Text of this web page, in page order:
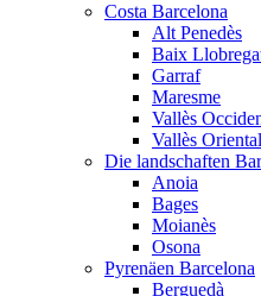
Costa Barcelona
Alt Penedès
Baix
Garraf
Maresme
Vallès
Vallès Oriental
Die landschaften
Anoia
Bages
Moianès
Osona
Pyrenäen Barcelona
Berguedà